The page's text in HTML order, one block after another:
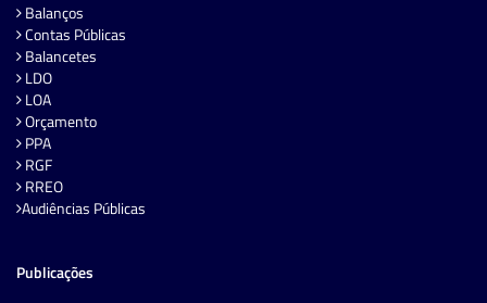
Balanços
Contas Públicas
Balancetes
LDO
LOA
Orçamento
PPA
RGF
RREO
Audiências Públicas
Publicações